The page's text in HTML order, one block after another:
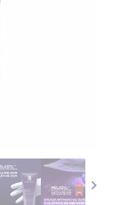
keyboard_arrow_right